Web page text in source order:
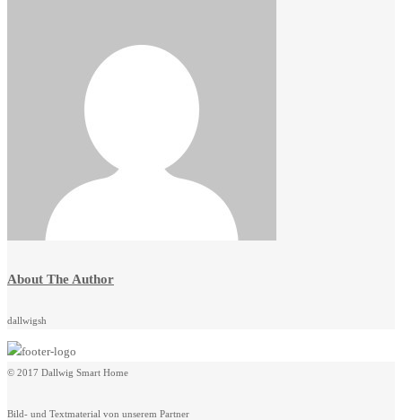
About The Author
dallwigsh
© 2017 Dallwig Smart Home
Bild- und Textmaterial von unserem Partner